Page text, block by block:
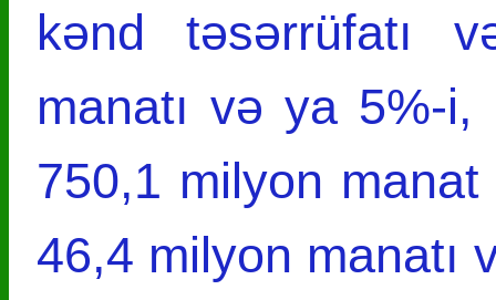
kənd təsərrüfatı
manatı və ya 5%-
750,1 milyon
46,4 milyon manatı